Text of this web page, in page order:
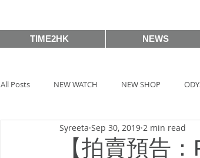
TIME2HK NEWS
All Posts NEW WATCH NEW SHOP
MEET THE VIP WATCH PEOPLE HOT TAG
【拍賣預告
Syreeta Sep 30, 2019 2 min read